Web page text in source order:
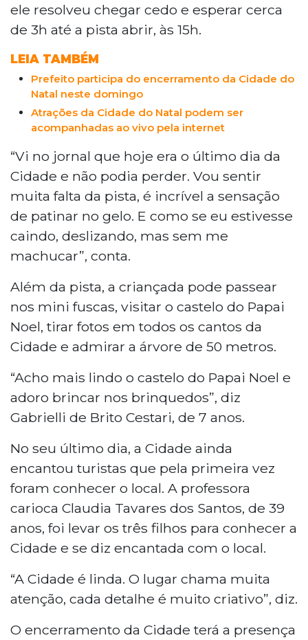
ele resolveu chegar cedo e esperar cerca
de 3h até a pista abrir, às 15h.
LEIA TAMBÉM
Prefeito participa do encerramento da Cidade do
Natal neste domingo
Atrações da Cidade do Natal podem ser
acompanhadas ao vivo pela internet
“Vi no jornal que hoje era o último dia da
Cidade e não podia perder. Vou sentir
muita falta da pista, é incrível a sensação
de patinar no gelo. E como se eu estivesse
caindo, deslizando, mas sem me
machucar”, conta.
Além da pista, a criançada pode passear
nos mini fuscas, visitar o castelo do Papai
Noel, tirar fotos em todos os cantos da
Cidade e admirar a árvore de 50 metros.
“Acho mais lindo o castelo do Papai Noel e
adoro brincar nos brinquedos”, diz
Gabrielli de Brito Cestari, de 7 anos.
No seu último dia, a Cidade ainda
encantou turistas que pela primeira vez
foram conhecer o local. A professora
carioca Claudia Tavares dos Santos, de 39
anos, foi levar os três filhos para conhecer a
Cidade e se diz encantada com o local.
“A Cidade é linda. O lugar chama muita
atenção, cada detalhe é muito criativo”, diz.
O encerramento da Cidade terá a presença